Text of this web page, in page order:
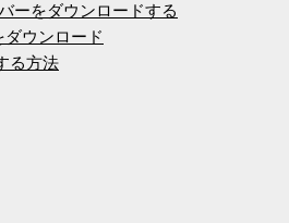
ーをダウンロードする
ウンロード
る方法